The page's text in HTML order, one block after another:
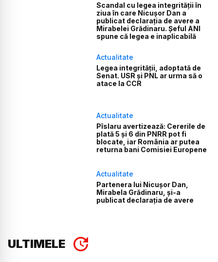
Scandal cu legea integrității în
ziua în care Nicușor Dan a
publicat declarația de avere a
Mirabelei Grădinaru. Șeful ANI
spune că legea e inaplicabilă
Actualitate
Legea integrității, adoptată de
Senat. USR și PNL ar urma să o
atace la CCR
Actualitate
Pîslaru avertizează: Cererile de
plată 5 și 6 din PNRR pot fi
blocate, iar România ar putea
returna bani Comisiei Europene
Actualitate
Partenera lui Nicușor Dan,
Mirabela Grădinaru, și-a
publicat declarația de avere
ULTIMELE